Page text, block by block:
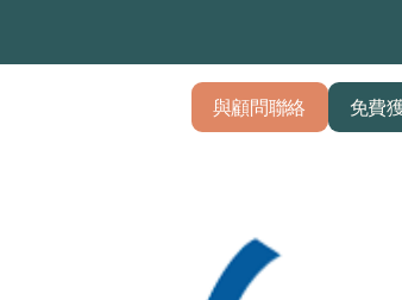
與顧問聯絡 免費